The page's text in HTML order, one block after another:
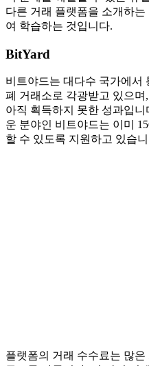
다른 거래 플랫폼을 소개하
여 학습하는 것입니다.
BitYard
비트야드는 대다수 국가에서
폐 거래소로 각광받고 있으
아직 획득하지 못한 성과입
운 분야인 비트야드는 이미
할 수 있도록 지원하고 있습
플랫폼의 거래 수수료는 많